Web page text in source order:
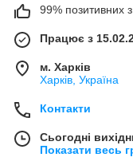
99% позитивних з
Працює з
м. Харків
Харків, Україна
Контакти
Сьогодні
Показати весь